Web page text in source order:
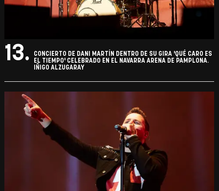
13.
CONCIERTO DE DANI MARTÍN DENTRO DE SU GIRA 'QUÉ CARO ES
EL TIEMPO' CELEBRADO EN EL NAVARRA ARENA DE PAMPLONA.
IÑIGO ALZUGARAY